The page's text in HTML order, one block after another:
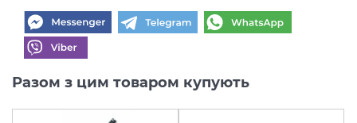
Разом з цим товаром купують